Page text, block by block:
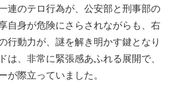
連のテロ行為が、公安部と刑事部の
自身が危険にさらされながらも、右
行動力が、謎を解き明かす鍵となり
は、非常に緊張感あふれる展開で、
が際立っていました。